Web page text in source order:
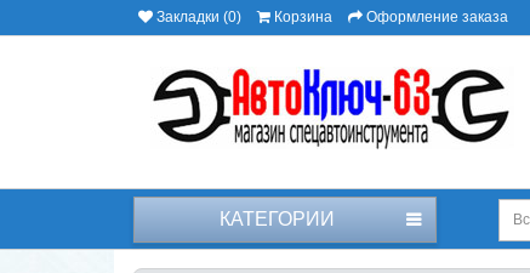
Закладки (0) Корзина Оформление заказа
КАТЕГОРИИ